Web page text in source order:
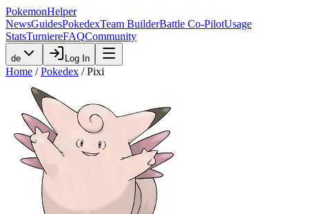
PokemonHelper
NewsGuidesPokedexTeam BuilderBattle Co-PilotUsage
StatsTurniereFAQCommunity
de Log In
Home / Pokedex / Pixi